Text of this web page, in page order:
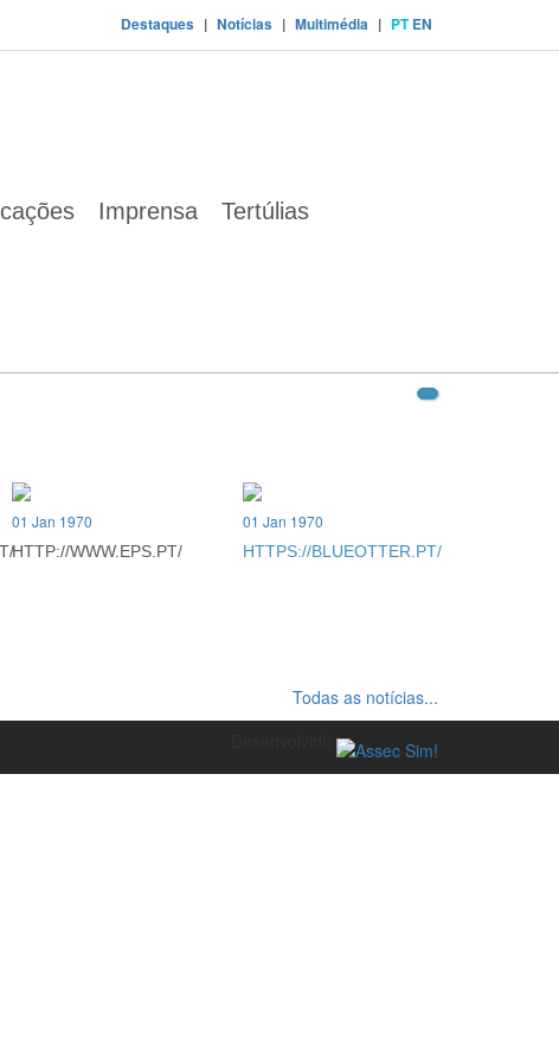
Destaques | Notícias | Multimédia | PT EN
Imprensa Tertúlias
01 Jan 1970
HTTP://WWW.EPS.PT/
01 Jan 1970
HTTPS://BLUEOTTER.PT/
Todas as notícias...